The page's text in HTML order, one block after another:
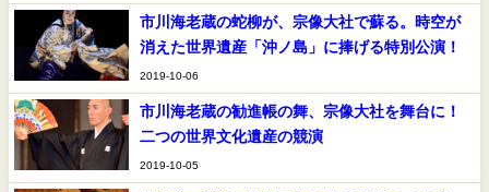
市川海老蔵の蛇柳が、宗像大社で蘇る。時空が
消えた世界遺産「沖ノ島」に捧げる特別公演！
2019-10-06
市川海老蔵の勧進帳の舞、宗像大社を舞台に！
二つの世界文化遺産の競演
2019-10-05